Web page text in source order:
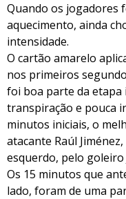
Quando os jogadores
aquecimento, ainda
intensidade.
O cartão amarelo
nos primeiros
foi boa parte da etapa
transpiração e pouca
minutos iniciais, o
atacante Raúl
esquerdo, pelo goleiro
Os 15 minutos que
lado, foram de uma